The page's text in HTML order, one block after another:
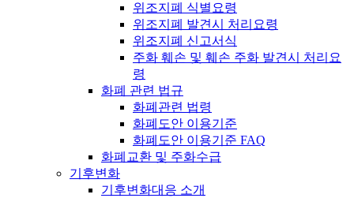
위조지폐 식별요령
위조지폐 발견시 처리요령
위조지폐 신고서식
주화 훼손 및 훼손 주화 발견시 처리요
령
화폐 관련 법규
화폐관련 법령
화폐도안 이용기준
화폐도안 이용기준 FAQ
화폐교환 및 주화수급
기후변화
기후변화대응 소개